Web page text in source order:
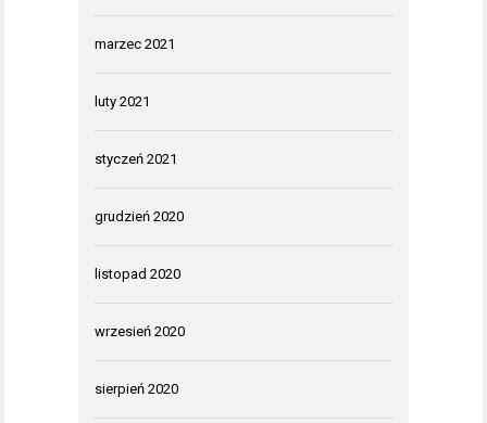
marzec 2021
luty 2021
styczeń 2021
grudzień 2020
listopad 2020
wrzesień 2020
sierpień 2020